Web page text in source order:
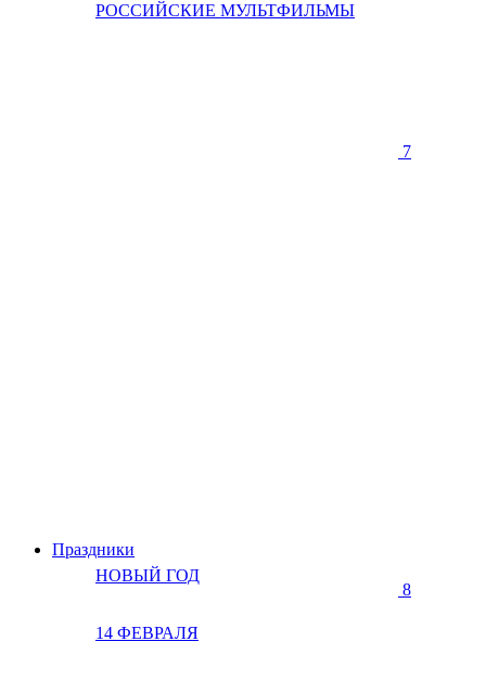
РОССИЙСКИЕ МУЛЬТФИЛЬМЫ
Праздники
НОВЫЙ ГОД
14 ФЕВРАЛЯ
7
8